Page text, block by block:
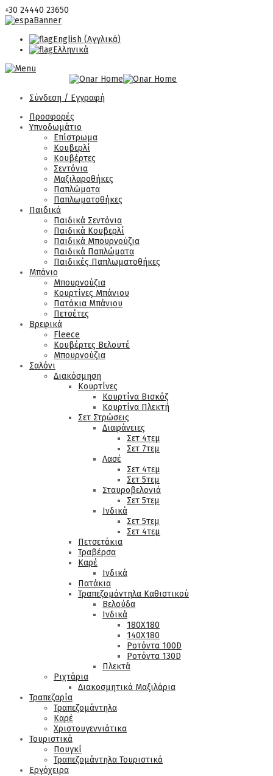
+30 24440 23650
English (Αγγλικά)
Ελληνικά
Σύνδεση / Εγγραφή
Προσφορές
Υπνοδωμάτιο
Επίστρωμα
Κουβερλί
Κουβέρτες
Σεντόνια
Μαξιλαροθήκες
Παπλώματα
Παπλωματοθήκες
Παιδικά
Παιδικά Σεντόνια
Παιδικά Κουβερλί
Παιδικά Μπουρνούζια
Παιδικά Παπλώματα
Παιδικές Παπλωματοθήκες
Μπάνιο
Μπουρνούζια
Κουρτίνες Μπάνιου
Πατάκια Μπάνιου
Πετσέτες
Βρεφικά
Fleece
Κουβέρτες Βελουτέ
Μπουρνούζια
Σαλόνι
Διακόσμηση
Κουρτίνες
Κουρτίνα Βισκόζ
Κουρτίνα Πλεκτή
Σετ Στρώσεις
Διαφάνειες
Σετ 4τεμ
Σετ 7τεμ
Λασέ
Σετ 4τεμ
Σετ 5τεμ
Σταυροβελονιά
Σετ 5τεμ
Ινδικά
Σετ 5τεμ
Σετ 4τεμ
Πετσετάκια
Τραβέρσα
Καρέ
Ινδικά
Πατάκια
Τραπεζομάντηλα Καθιστικού
Βελούδα
Ινδικά
180Χ180
140Χ180
Ροτόντα 100D
Ροτόντα 130D
Πλεκτά
Ριχτάρια
Διακοσμητικά Μαξιλάρια
Τραπεζαρία
Τραπεζομάντηλα
Καρέ
Χριστουγεννιάτικα
Τουριστικά
Πουγκί
Τραπεζομάντηλα Τουριστικά
Εργόχειρα